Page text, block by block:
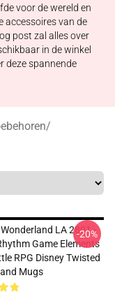
voor de wereld en
accessoires van de
post zal alles over
in de winkel
deze spannende
/
LA 2801 -
Game Elements
RPG Disney Twisted
Mugs
-20%